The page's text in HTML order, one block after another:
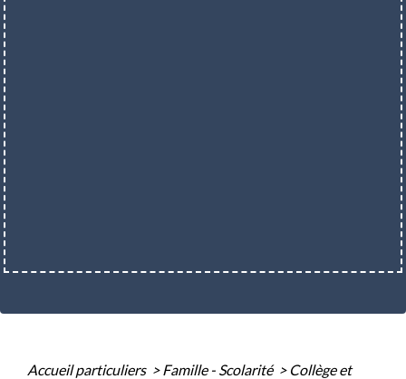
Accueil particuliers > Famille - Scolarité > Collège et